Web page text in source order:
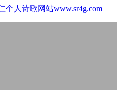
个人诗歌网站www.sr4g.com